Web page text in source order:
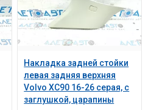
Накладка задней стойки
левая задняя верхняя
Volvo XC90 16-26 серая, с
заглушкой, царапины